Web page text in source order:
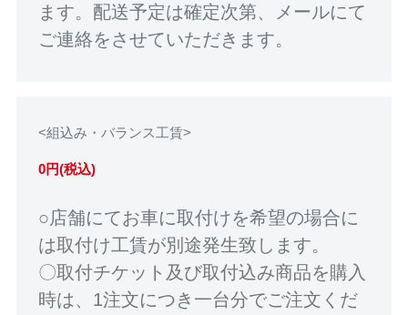
ます。配送予定は確定次第、メールにて
ご連絡をさせていただきます。
<組込み・バランス工賃>
0円(税込)
○店舗にてお車に取付けを希望の場合に
は取付け工賃が別途発生致します。
〇取付チケット及び取付込み商品を購入
時は、1注文につき一台分でご注文くだ